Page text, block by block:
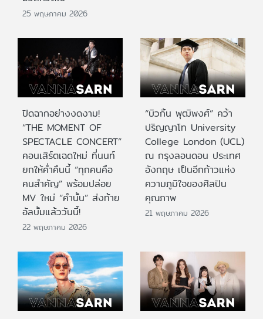
25 พฤษภาคม 2026
ปิดฉากอย่างงดงาม!
“THE MOMENT OF
SPECTACLE CONCERT”
คอนเสิร์ตเฉดใหม่ ที่นนท์
ยกให้ค่ำคืนนี้ “ทุกคนคือ
คนสำคัญ” พร้อมปล่อย
MV ใหม่ “คำนั้น” ส่งท้าย
อัลบั้มแล้ววันนี้!
22 พฤษภาคม 2026
“บิวกิ้น พุฒิพงศ์” คว้า
ปริญญาโท University
College London (UCL)
ณ กรุงลอนดอน ประเทศ
อังกฤษ เป็นอีกก้าวแห่ง
ความภูมิใจของศิลปิน
คุณภาพ
21 พฤษภาคม 2026